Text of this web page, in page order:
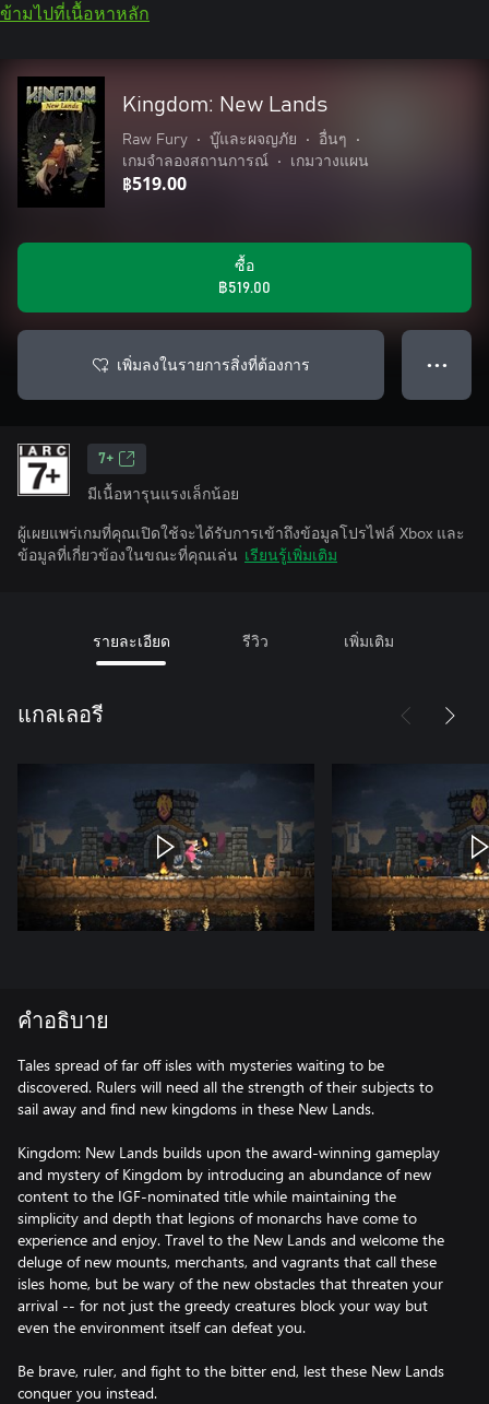
ข้ามไปที่เนื้อหาหลัก
Kingdom: New Lands
Raw Fury • บู๊และผจญภัย • อื่นๆ
•
เกมจำลองสถานการณ์
• เกมวางแผน
฿519.00
ซื้อ
฿519.00
เพิ่มลงในรายการสิ่งที่ต้องการ ● ● ●
7+
มีเนื้อหารุนแรงเล็กน้อย
ผู้เผยแพร่เกมที่คุณเปิดใช้จะได้รับการเข้าถึงข้อมูลโปรไฟล์ Xbox และ
ข้อมูลที่เกี่ยวข้องในขณะที่คุณเล่น เรียนรู้เพิ่มเติม
รายละเอียด รีวิว เพิ่มเติม
แกลเลอรี
คำอธิบาย
Tales spread of far off isles with mysteries waiting to be
discovered. Rulers will need all the strength of their subjects to
sail away and find new kingdoms in these New Lands.
Kingdom: New Lands builds upon the award-winning gameplay
and mystery of Kingdom by introducing an abundance of new
content to the IGF-nominated title while maintaining the
simplicity and depth that legions of monarchs have come to
experience and enjoy. Travel to the New Lands and welcome the
deluge of new mounts, merchants, and vagrants that call these
isles home, but be wary of the new obstacles that threaten your
arrival -- for not just the greedy creatures block your way but
even the environment itself can defeat you.
Be brave, ruler, and fight to the bitter end, lest these New Lands
conquer you instead.